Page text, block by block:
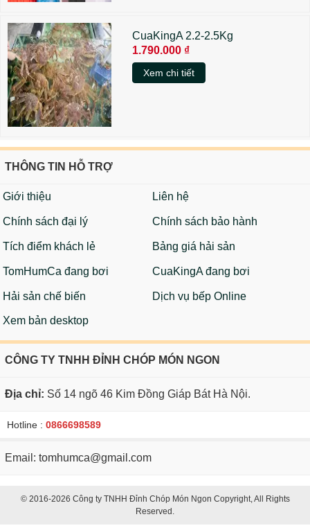
CuaKingA 2.2-2.5Kg
1.790.000 ₫
Xem chi tiết
THÔNG TIN HỖ TRỢ
Giới thiệu Liên hệ
Chính sách đại lý Chính sách bảo hành
Tích điểm khách lẻ Bảng giá hải sản
TomHumCa đang bơi CuaKingA đang bơi
Hải sản chế biến Dịch vụ bếp Online
Xem bản desktop
CÔNG TY TNHH ĐỈNH CHÓP MÓN NGON
Địa chỉ: Số 14 ngõ 46 Kim Đồng Giáp Bát Hà Nội.
Hotline : 0866698589
Email: tomhumca@gmail.com
© 2016-2026 Công ty TNHH Đỉnh Chóp Món Ngon Copyright, All Rights
Reserved.